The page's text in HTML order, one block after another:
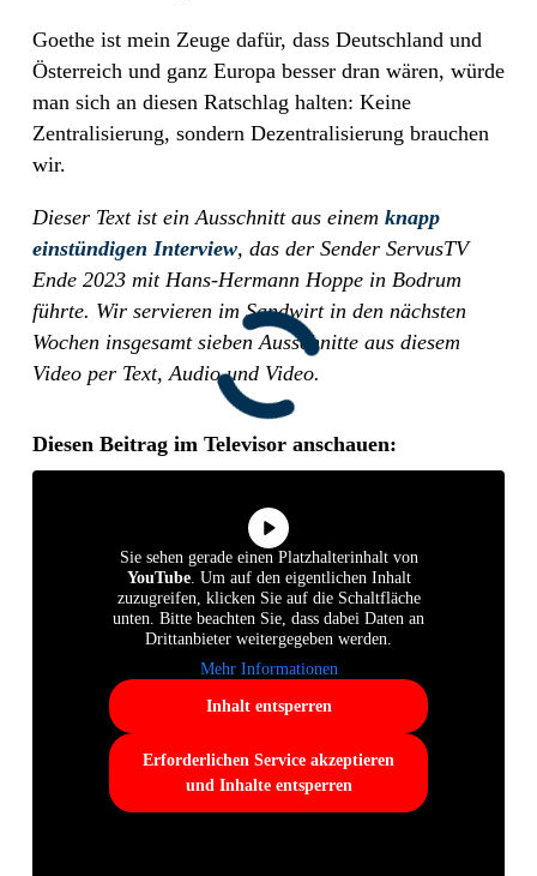
Goethe ist mein Zeuge dafür, dass Deutschland und
Österreich und ganz Europa besser dran wären, würde
man sich an diesen Ratschlag halten: Keine
Zentralisierung, sondern Dezentralisierung brauchen
wir.
Dieser Text ist ein Ausschnitt aus einem knapp
einstündigen Interview, das der Sender ServusTV
Ende 2023 mit Hans-Hermann Hoppe in Bodrum
führte. Wir servieren im Sandwirt in den nächsten
Wochen insgesamt sieben Ausschnitte aus diesem
Video per Text, Audio und Video.
Diesen Beitrag im Televisor anschauen:
Sie sehen gerade einen Platzhalterinhalt von
YouTube. Um auf den eigentlichen Inhalt
zuzugreifen, klicken Sie auf die Schaltfläche
unten. Bitte beachten Sie, dass dabei Daten an
Drittanbieter weitergegeben werden.
Mehr Informationen
Inhalt entsperren
Erforderlichen Service akzeptieren
und Inhalte entsperren